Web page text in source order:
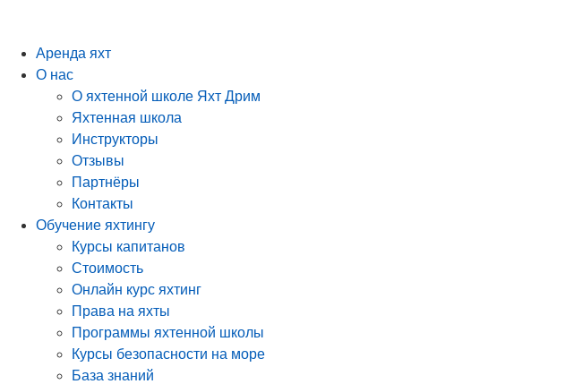
Аренда яхт
О нас
О яхтенной школе Яхт Дрим
Яхтенная школа
Инструкторы
Отзывы
Партнёры
Контакты
Обучение яхтингу
Курсы капитанов
Стоимость
Онлайн курс яхтинг
Права на яхты
Программы яхтенной школы
Курсы безопасности на море
База знаний